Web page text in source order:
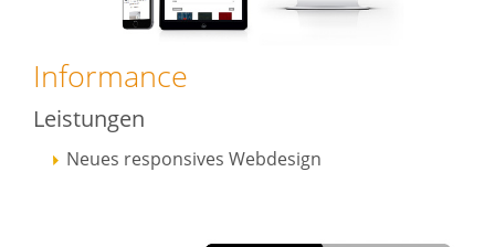
Informance
Leistungen
Neues responsives Webdesign